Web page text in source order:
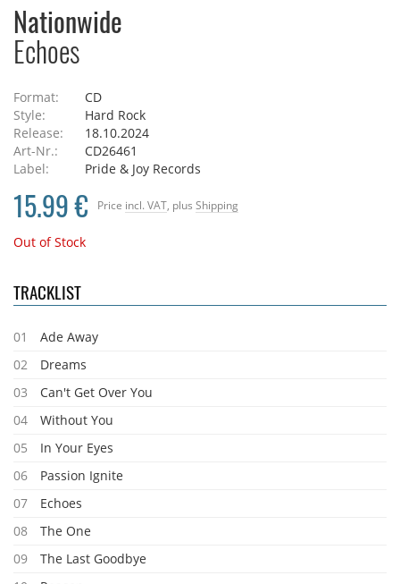
Nationwide
Echoes
Format:
CD
Style:
Hard Rock
Release:
18.10.2024
Art-Nr.:
CD26461
Label:
Pride & Joy Records
Price incl. VAT , plus Shipping
15.99 €
Out of Stock
TRACKLIST
01
Ade Away
02
Dreams
03
Can't Get Over You
04
Without You
05
In Your Eyes
06
Passion Ignite
07
Echoes
08
The One
09
The Last Goodbye